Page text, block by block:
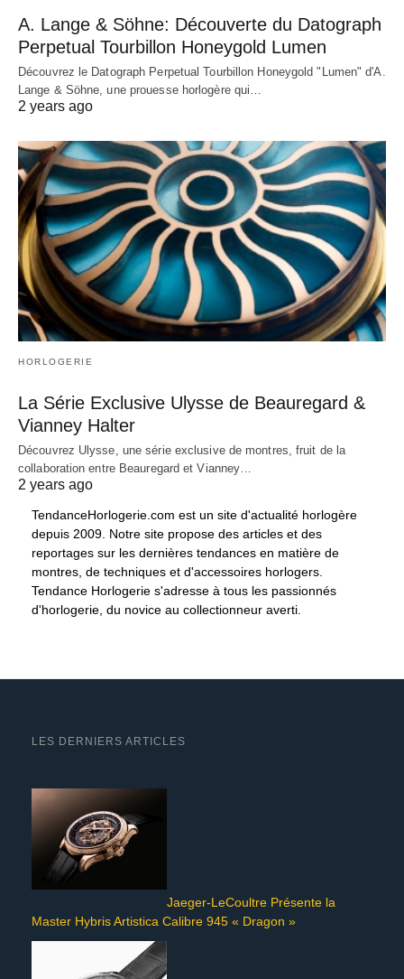
A. Lange & Söhne: Découverte du Datograph
Perpetual Tourbillon Honeygold Lumen
Découvrez le Datograph Perpetual Tourbillon Honeygold "Lumen" d'A.
Lange & Söhne, une prouesse horlogère qui…
2 years ago
HORLOGERIE
La Série Exclusive Ulysse de Beauregard &
Vianney Halter
Découvrez Ulysse, une série exclusive de montres, fruit de la
collaboration entre Beauregard et Vianney…
2 years ago
TendanceHorlogerie.com est un site d'actualité horlogère
depuis 2009. Notre site propose des articles et des
reportages sur les dernières tendances en matière de
montres, de techniques et d'accessoires horlogers.
Tendance Horlogerie s'adresse à tous les passionnés
d'horlogerie, du novice au collectionneur averti.
LES DERNIERS ARTICLES
Jaeger-LeCoultre Présente la
Master Hybris Artistica Calibre 945 « Dragon »